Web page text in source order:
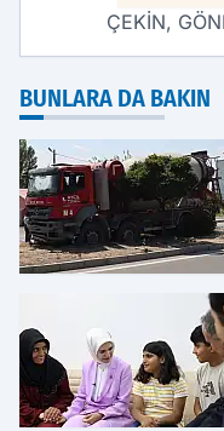
ÇEKİN,
BUNLARA DA BAKIN